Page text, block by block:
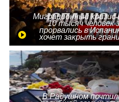
Миграционный кризис
10 тысяч человек
прорвались в
хочет закрыть
В Радушном